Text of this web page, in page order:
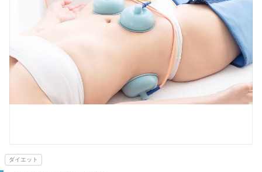
ダイエット